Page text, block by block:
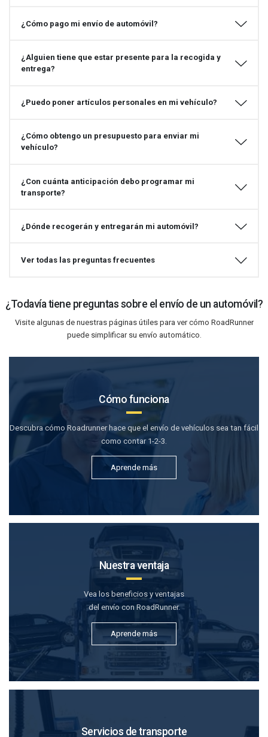
¿Cómo pago mi envío de automóvil?
¿Alguien tiene que estar presente para la recogida y
entrega?
¿Puedo poner artículos personales en mi vehículo?
¿Cómo obtengo un presupuesto para enviar mi
vehículo?
¿Con cuánta anticipación debo programar mi
transporte?
¿Dónde recogerán y entregarán mi automóvil?
Ver todas las preguntas frecuentes
¿Todavía tiene preguntas sobre el envío de un automóvil?
Visite algunas de nuestras páginas útiles para ver cómo RoadRunner
puede simplificar su envío automático.
Cómo funciona
Descubra cómo Roadrunner hace que el envío de vehículos sea tan fácil
como contar 1-2-3.
Aprende más
Nuestra ventaja
Vea los beneficios y ventajas
del envío con RoadRunner.
Aprende más
Servicios de transporte